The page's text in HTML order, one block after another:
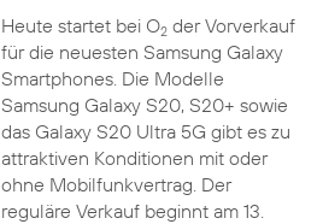
Heute startet bei O2der Vorverkauf
für die neuesten Samsung Galaxy
Smartphones. Die Modelle
Samsung Galaxy S20, S20+ sowie
das Galaxy S20 Ultra 5G gibt es zu
attraktiven Konditionen mit oder
ohne Mobilfunkvertrag. Der
reguläre Verkauf beginnt am 13.